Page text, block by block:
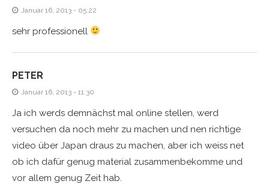
Januar 16, 2013 - 05:22
sehr professionell
PETER
Januar 16, 2013 - 11:30
Ja ich werds demnächst mal online stellen, werd
versuchen da noch mehr zu machen und nen richtige
video über Japan draus zu machen, aber ich weiss net
ob ich dafür genug material zusammenbekomme und
vor allem genug Zeit hab.